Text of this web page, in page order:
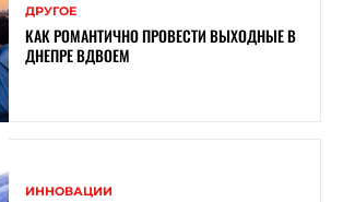
ДРУГОЕ
КАК РОМАНТИЧНО ПРОВЕСТИ ВЫХОДНЫЕ В
ДНЕПРЕ ВДВОЕМ
ИННОВАЦИИ